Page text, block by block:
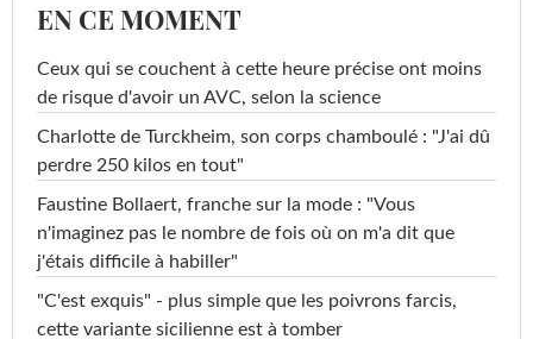
EN CE MOMENT
Ceux qui se couchent à cette heure précise ont moins
de risque d'avoir un AVC, selon la science
Charlotte de Turckheim, son corps chamboulé : "J'ai dû
perdre 250 kilos en tout"
Faustine Bollaert, franche sur la mode : "Vous
n'imaginez pas le nombre de fois où on m'a dit que
j'étais difficile à habiller"
"C'est exquis" - plus simple que les poivrons farcis,
cette variante sicilienne est à tomber